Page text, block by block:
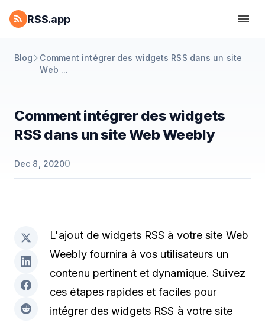
RSS.app
Blog
Comment intégrer des widgets RSS dans un site
Web ...
Comment intégrer des widgets
RSS dans un site Web Weebly
Dec 8, 20200
L'ajout de widgets RSS à votre site Web
Weebly fournira à vos utilisateurs un
contenu pertinent et dynamique. Suivez
ces étapes rapides et faciles pour
intégrer des widgets RSS à votre site